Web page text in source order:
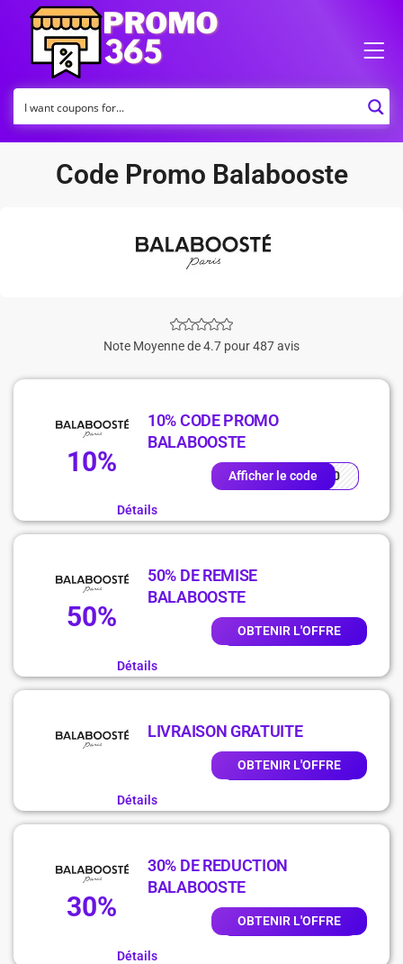
Code Promo Balabooste
Note Moyenne de 4.7 pour 487 avis
10%
10% CODE PROMO
BALABOOSTE
Afficher le codeRD10
Détails
50%
50% DE REMISE
BALABOOSTE
OBTENIR L'OFFRE
Détails
LIVRAISON GRATUITE
OBTENIR L'OFFRE
Détails
30%
30% DE REDUCTION
BALABOOSTE
OBTENIR L'OFFRE
Détails